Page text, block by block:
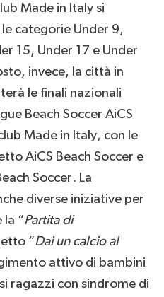
Made in Italy si
categorie Under 9,
15, Under 17 e Under
invece, la città in
le finali nazionali
Beach Soccer AiCS
Made in Italy, con le
AiCS Beach Soccer e
Soccer. La
diverse iniziative per
la “Partita di
“Dai un calcio al
attivo di bambini
ragazzi con sindrome di